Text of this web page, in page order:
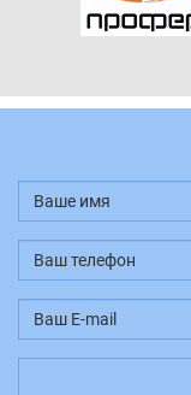
Ваше
имя
*
Ваш
телефон
*
Ваш